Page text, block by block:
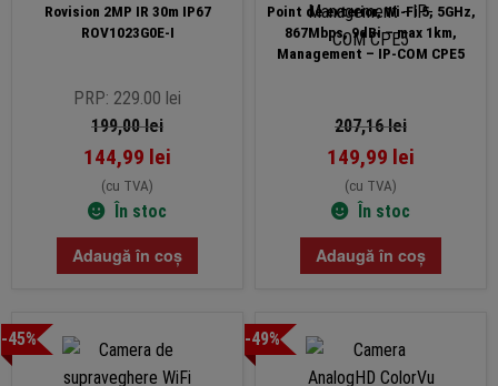
Rovision 2MP IR 30m IP67
ROV1023G0E-I
PRP: 229.00 lei
199,00lei
144,99 lei
(cu TVA)
În stoc
Adaugă în coș
Point de exterior, Wi-Fi 5, 5GHz,
867Mbps, 9dBi – max 1km,
Management – IP-COM CPE5
207,16lei
149,99 lei
(cu TVA)
În stoc
Adaugă în coș
-45% -49%